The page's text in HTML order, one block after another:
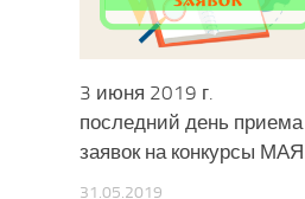
3 июня 2019 г.
последний день приема
заявок на конкурсы МАЯ
31.05.2019